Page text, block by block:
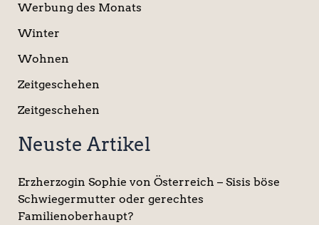
Werbung des Monats
Winter
Wohnen
Zeitgeschehen
Zeitgeschehen
Neuste Artikel
Erzherzogin Sophie von Österreich – Sisis böse
Schwiegermutter oder gerechtes
Familienoberhaupt?